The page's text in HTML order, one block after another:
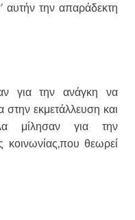
αυτήν την απαράδεκτη
για την ανάγκη να
στην εκμετάλλευση και
μίλησαν για την
θεωρεί